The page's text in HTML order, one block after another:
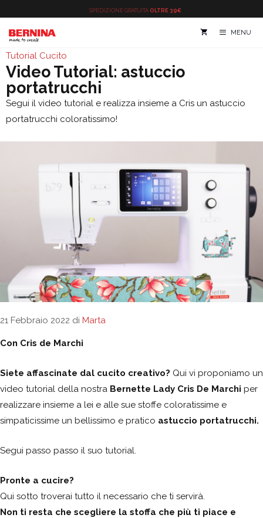
contenuto
SPEDIZIONE GRATUITA OLTRE 39€
MENU
Tutorial Cucito
Video Tutorial: astuccio
portatrucchi
Segui il video tutorial e realizza insieme a Cris un astuccio
portatrucchi coloratissimo!
21 Febbraio 2022 di Marta
Con Cris de Marchi
Siete affascinate dal cucito creativo? Qui vi proponiamo un
video tutorial della nostra Bernette Lady Cris De Marchi per
realizzare insieme a lei e alle sue stoffe coloratissime e
simpaticissime un bellissimo e pratico astuccio portatrucchi.
Segui passo passo il suo tutorial.
Pronte a cucire?
Qui sotto troverai tutto il necessario che ti servirà.
Non ti resta che scegliere la stoffa che più ti piace e